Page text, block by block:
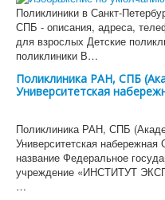
Поликлиники в Санкт-
СПБ - описания, адреса,
для взрослых Детские
поликлиники В…
Поликлиника РАН, СПБ
Университетская
Поликлиника РАН, СПБ
Университетская
название Федеральное
учреждение «ИНСТИТУТ
…